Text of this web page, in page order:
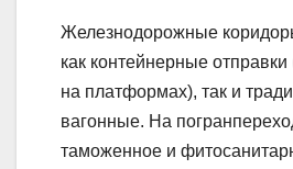
Железнодорожные
как контейнерные
на платформах), так и
вагонные. На
таможенное и